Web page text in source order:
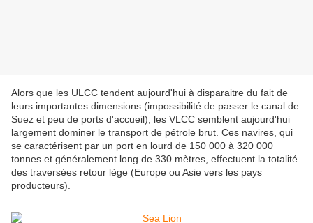
Alors que les ULCC tendent aujourd'hui à disparaitre du fait de
leurs importantes dimensions (impossibilité de passer le canal de
Suez et peu de ports d'accueil), les VLCC semblent aujourd'hui
largement dominer le transport de pétrole brut. Ces navires, qui
se caractérisent par un port en lourd de 150 000 à 320 000
tonnes et généralement long de 330 mètres, effectuent la totalité
des traversées retour lège (Europe ou Asie vers les pays
producteurs).